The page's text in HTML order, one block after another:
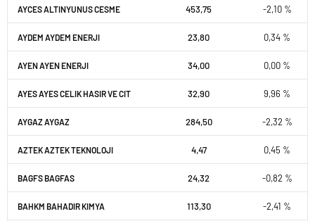
AYCES ALTINYUNUS CESME 453,75 -2,10 %
AYDEM AYDEM ENERJI 23,80 0,34 %
AYEN AYEN ENERJI 34,00 0,00 %
AYES AYES CELIK HASIR VE CIT 32,90 9,96 %
AYGAZ AYGAZ 284,50 -2,32 %
AZTEK AZTEK TEKNOLOJI 4,47 0,45 %
BAGFS BAGFAS 24,32 -0,82 %
BAHKM BAHADIR KIMYA 113,30 -2,41 %